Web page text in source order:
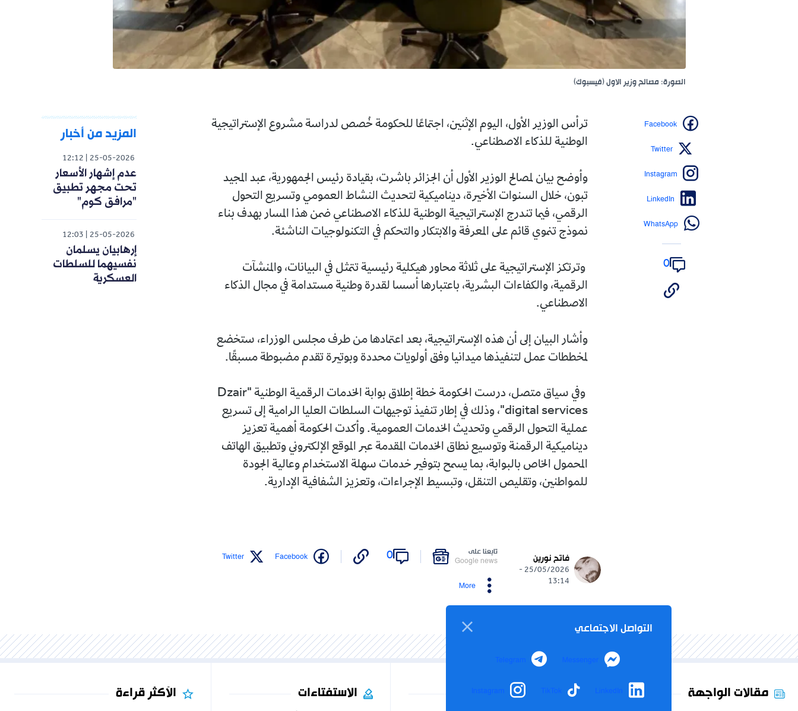
الصورة: مصالح وزير الاول (فيسبوك)
ترأس الوزير الأول، اليوم الإثنين، اجتماعًا للحكومة خُصص لدراسة مشروع الإستراتيجية
الوطنية للذكاء الاصطناعي.
وأوضح بيان لمصالح الوزير الأول أن الجزائر باشرت، بقيادة رئيس الجمهورية، عبد المجيد
تبون، خلال السنوات الأخيرة، ديناميكية لتحديث النشاط العمومي وتسريع التحول
الرقمي، فيما تندرج الإستراتيجية الوطنية للذكاء الاصطناعي ضمن هذا المسار بهدف بناء
نموذج تنموي قائم على المعرفة والابتكار والتحكم في التكنولوجيات الناشئة.
وترتكز الإستراتيجية على ثلاثة محاور هيكلية رئيسية تتمثل في البيانات، والمنشآت
الرقمية، والكفاءات البشرية، باعتبارها أسسا لقدرة وطنية مستدامة في مجال الذكاء
الاصطناعي.
وأشار البيان إلى أن هذه الإستراتيجية، بعد اعتمادها من طرف مجلس الوزراء، ستخضع
لمخططات عمل لتنفيذها ميدانيا وفق أولويات محددة وبوتيرة تقدم مضبوطة مسبقًا.
وفي سياق متصل، درست الحكومة خطة إطلاق بوابة الخدمات الرقمية الوطنية "Dzair
digital services"، وذلك في إطار تنفيذ توجيهات السلطات العليا الرامية إلى تسريع
عملية التحول الرقمي وتحديث الخدمات العمومية. وأكدت الحكومة أهمية تعزيز
ديناميكية الرقمنة وتوسيع نطاق الخدمات المقدمة عبر الموقع الإلكتروني وتطبيق الهاتف
المحمول الخاص بالبوابة، بما يسمح بتوفير خدمات سهلة الاستخدام وعالية الجودة
للمواطنين، وتقليص التنقل، وتبسيط الإجراءات، وتعزيز الشفافية الإدارية.
Facebook
Twitter
Instagram
LinkedIn
WhatsApp
0
المزيد من أخبار
25-05-2026
12:12
عدم إشهار الأسعار
تحت مجهر تطبيق
"مرافق كوم"
25-05-2026
12:03
إرهابيان يسلمان
نفسيهما للسلطات
العسكرية
فاتح نورين
25/05/2026 -
13:14
تابعنا على
Google news
0
Facebook
Twitter
More
التواصل الاجتماعي
Messenger
Telegram
LinkedIn
TikTok
Instagram مقالات الواجهة الاستفتاءات الأكثر قراءة